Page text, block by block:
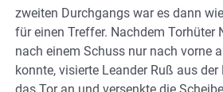
zweiten Durchgangs war es dann
für einen Treffer. Nachdem Torhüter
nach einem Schuss nur nach vorne
konnte, visierte Leander Ruß aus